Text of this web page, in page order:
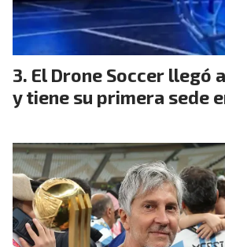
El Drone Soccer llegó
y tiene su primera sede